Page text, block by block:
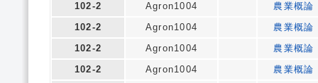
102-2
Agron1004
農業概論
102-2
Agron1004
農業概論
102-2
Agron1004
農業概論
102-2
Agron1004
農業概論